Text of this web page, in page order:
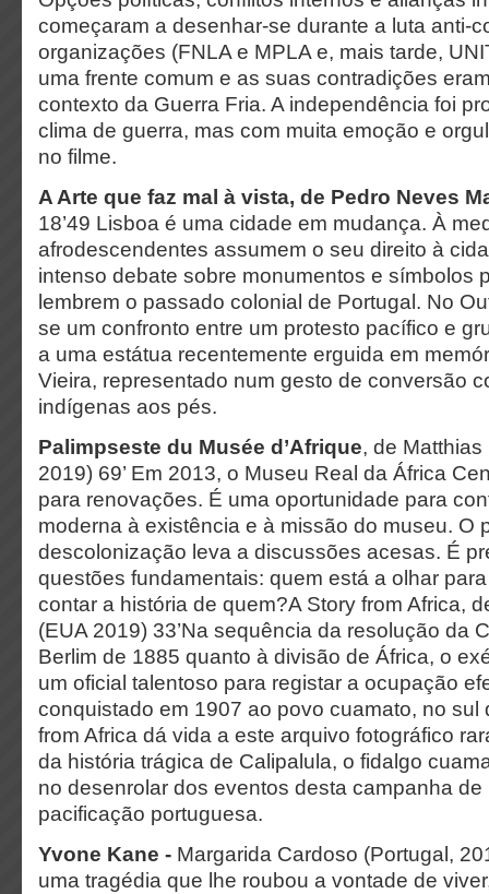
começaram a desenhar-se durante a luta anti-
organizações (FNLA e MPLA e, mais tarde,
uma frente comum e as suas contradições
contexto da Guerra Fria. A independência foi
clima de guerra, mas com muita emoção e
no filme.
A Arte que faz mal à vista, de Pedro Neves
18’49 Lisboa é uma cidade em mudança. À
afrodescendentes assumem o seu direito à
intenso debate sobre monumentos e símbolos
lembrem o passado colonial de Portugal. No
se um confronto entre um protesto pacífico e
a uma estátua recentemente erguida em
Vieira, representado num gesto de conversão
indígenas aos pés.
Palimpseste du Musée d’Afrique, de
2019) 69’ Em 2013, o Museu Real da África
para renovações. É uma oportunidade para
moderna à existência e à missão do museu. O
descolonização leva a discussões acesas. É
questões fundamentais: quem está a olhar
contar a história de quem?A Story from Africa,
(EUA 2019) 33’Na sequência da resolução da
Berlim de 1885 quanto à divisão de África, o
um oficial talentoso para registar a ocupação
conquistado em 1907 ao povo cuamato, no sul
from Africa dá vida a este arquivo fotográfico
da história trágica de Calipalula, o fidalgo
no desenrolar dos eventos desta campanha de
pacificação portuguesa.
Yvone Kane - Margarida Cardoso (Portugal,
uma tragédia que lhe roubou a vontade de